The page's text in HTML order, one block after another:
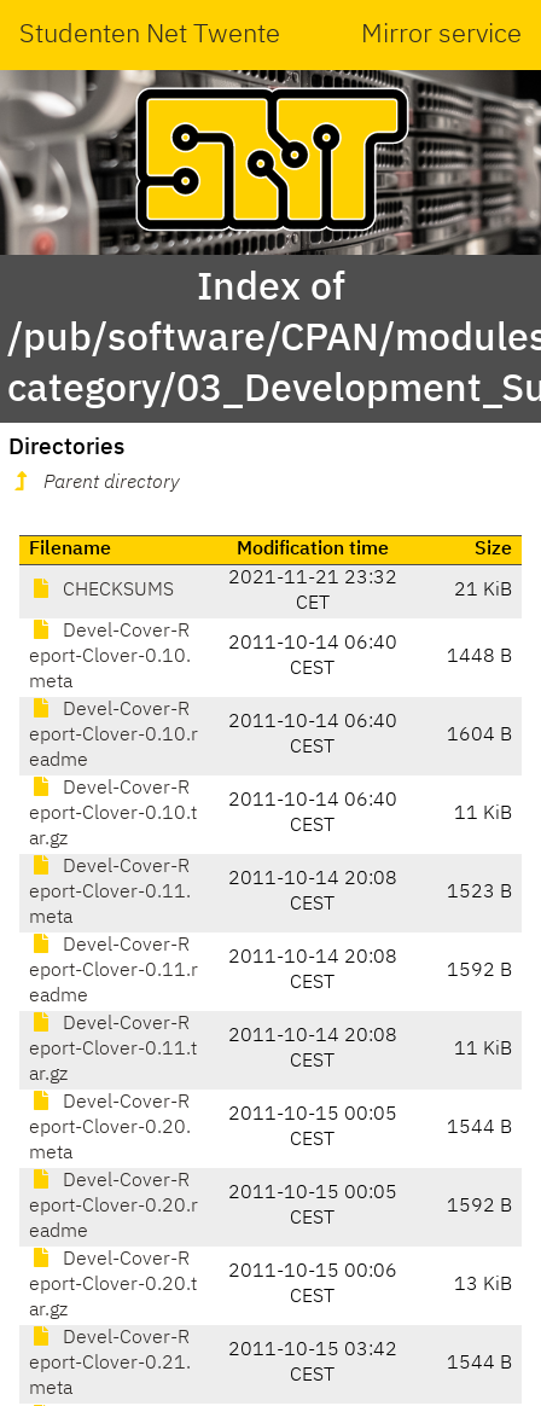
Studenten Net Twente Mirror service
Index of
/pub/software/CPAN/
category/
Directories
Parent directory
Filename Modification time Size
CHECKSUMS
2021-11-21 23:32
CET
21 KiB
Devel-Cover-R
eport-Clover-0.10.
meta
2011-10-14 06:40
CEST
1448 B
Devel-Cover-R
eport-Clover-0.10.r
eadme
2011-10-14 06:40
CEST
1604 B
Devel-Cover-R
eport-Clover-0.10.t
ar.gz
2011-10-14 06:40
CEST
11 KiB
Devel-Cover-R
eport-Clover-0.11.
meta
2011-10-14 20:08
CEST
1523 B
Devel-Cover-R
eport-Clover-0.11.r
eadme
2011-10-14 20:08
CEST
1592 B
Devel-Cover-R
eport-Clover-0.11.t
ar.gz
2011-10-14 20:08
CEST
11 KiB
Devel-Cover-R
eport-Clover-0.20.
meta
2011-10-15 00:05
CEST
1544 B
Devel-Cover-R
eport-Clover-0.20.r
eadme
2011-10-15 00:05
CEST
1592 B
Devel-Cover-R
eport-Clover-0.20.t
ar.gz
2011-10-15 00:06
CEST
13 KiB
Devel-Cover-R
eport-Clover-0.21.
meta
2011-10-15 03:42
CEST
1544 B